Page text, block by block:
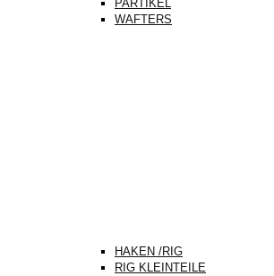
PARTIKEL
WAFTERS
HAKEN /RIG
RIG KLEINTEILE